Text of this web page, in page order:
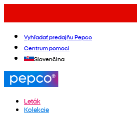
Vyhľadať predajňu Pepco
Centrum pomoci
Slovenčina
Leták
Kolekcie